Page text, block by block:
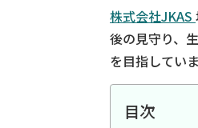
株式会社JKAS
後の見守り、
を目指していま
目次